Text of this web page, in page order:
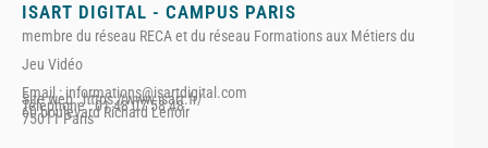
ISART DIGITAL - CAMPUS PARIS
membre du réseau RECA et du réseau Formations aux Métiers du
Jeu Vidéo
Email : informations@isartdigital.com
Site web : https://www.isart.fr/
Téléphone : 01 48 07 58 48
60 boulevard Richard Lenoir
75011 Paris